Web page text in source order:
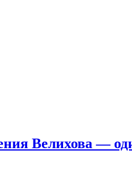
Велихова —